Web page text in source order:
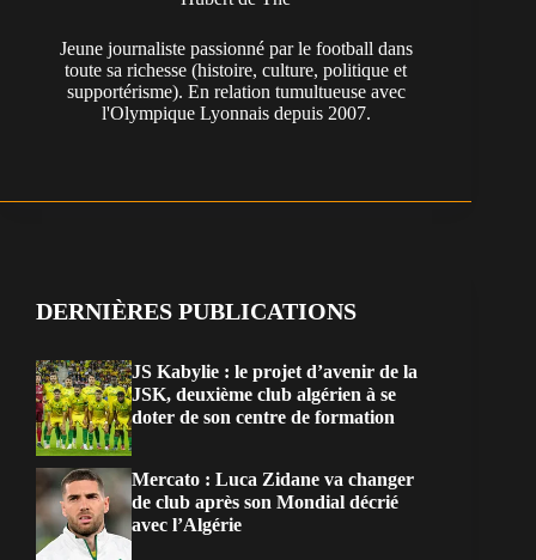
Jeune journaliste passionné par le football dans
toute sa richesse (histoire, culture, politique et
supportérisme). En relation tumultueuse avec
l'Olympique Lyonnais depuis 2007.
DERNIÈRES PUBLICATIONS
JS Kabylie : le projet d’avenir de la
JSK, deuxième club algérien à se
doter de son centre de formation
Mercato : Luca Zidane va changer
de club après son Mondial décrié
avec l’Algérie